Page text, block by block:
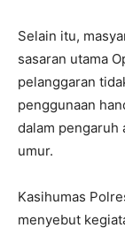
Selain itu,
sasaran utama
pelanggaran
penggunaan
dalam pengaruh
umur.
Kasihumas
menyebut